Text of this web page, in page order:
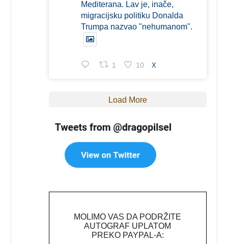
Mediterana. Lav je, inače,
migracijsku politiku Donalda
Trumpa nazvao "nehumanom".
1 10 X
Load More
MOLIMO VAS DA PODRŽITE
AUTOGRAF UPLATOM
PREKO PAYPAL-A: